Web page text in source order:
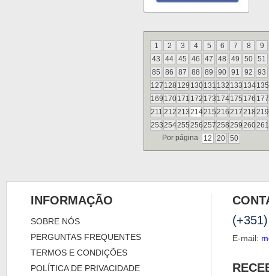
1 2 3 4 5 6 7 8
9
43
44 45 46 47 48 49 50 51
85
86 87 88 89 90 91 92
93
127 128 129 130131 132 133 134135
169 170171 172 173 174175 176 177
211 212213214215216217218219
253254255256257258259260261
Por página
12 20 50
INFORMAÇÃO
SOBRE NÓS
PERGUNTAS FREQUENTES
TERMOS E CONDIÇÕES
POLÍTICA DE PRIVACIDADE
E-mail: